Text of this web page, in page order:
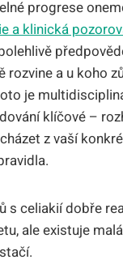
progrese
a klinická
rozvine a u koho
je
klíčové –
z vaší
s celiakií dobře
ale existuje